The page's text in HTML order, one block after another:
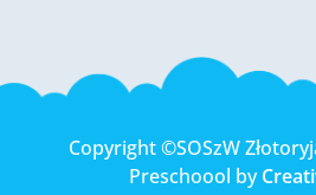
Copyright ©SOSzW
Preschoool by